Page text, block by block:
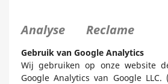
Analyse Reclame
Gebruik van Google Analytics
Wij gebruiken op onze website
Google Analytics van Google LLC.